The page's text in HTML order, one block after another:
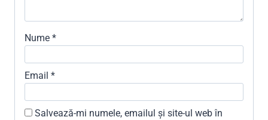
Nume *
Email *
Salvează-mi numele, emailul și site-ul web în